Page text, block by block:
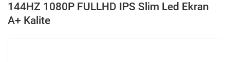
144HZ 1080P FULLHD IPS Slim Led Ekran
A+ Kalite